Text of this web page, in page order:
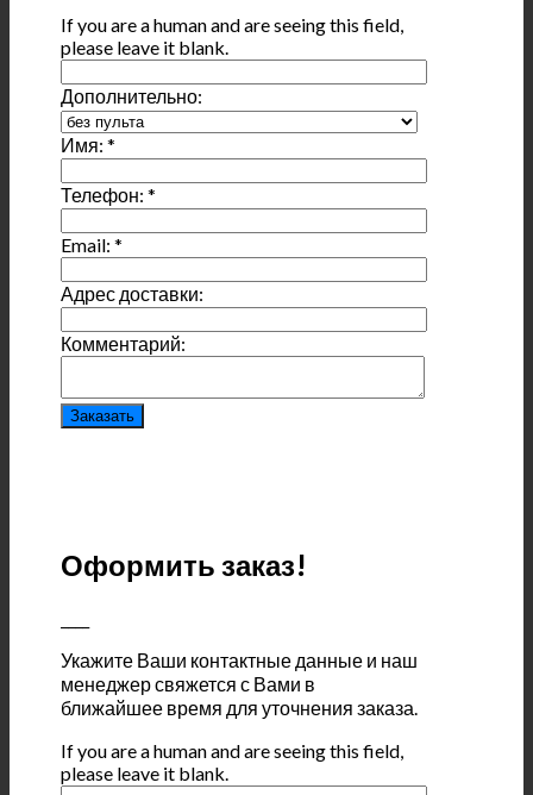
If you are a human and are seeing this field,
please leave it blank.
Дополнительно:
Имя:*
Телефон:*
Email:*
Адрес доставки:
Комментарий:
Оформить заказ!
Укажите Ваши контактные данные и наш
менеджер свяжется с Вами в
ближайшее время для уточнения заказа.
If you are a human and are seeing this field,
please leave it blank.